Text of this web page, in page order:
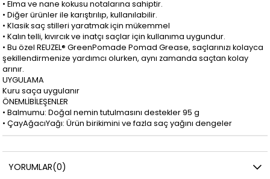
• Elma ve nane kokusu notalarına sahiptir.
• Diğer ürünler ile karıştırılıp, kullanılabilir.
• Klasik saç stilleri yaratmak için mükemmel
• Kalın telli, kıvırcık ve inatçı saçlar için kullanıma uygundur.
• Bu özel REUZEL® GreenPomade Pomad Grease, saçlarınızı kolayca
şekillendirmenize yardımcı olurken, aynı zamanda saçtan kolay
arınır.
UYGULAMA
Kuru saça uygulanır
ÖNEMLİBİLEŞENLER
• Balmumu: Doğal nemin tutulmasını destekler 95 g
• ÇayAğacıYağı: Ürün birikimini ve fazla saç yağını dengeler
YORUMLAR(0)